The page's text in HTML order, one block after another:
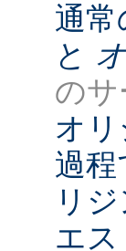
通常
と
のサ
オ
過
リ
エ